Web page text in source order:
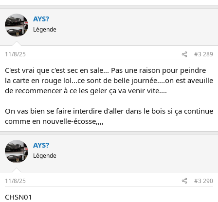
AYS?
Légende
11/8/25 #3 289
C'est vrai que c'est sec en sale... Pas une raison pour peindre
la carte en rouge lol...ce sont de belle journée....on est aveuille
de recommencer à ce les geler ça va venir vite....
On vas bien se faire interdire d'aller dans le bois si ça continue
comme en nouvelle-écosse,,,,
AYS?
Légende
11/8/25 #3 290
CHSN01